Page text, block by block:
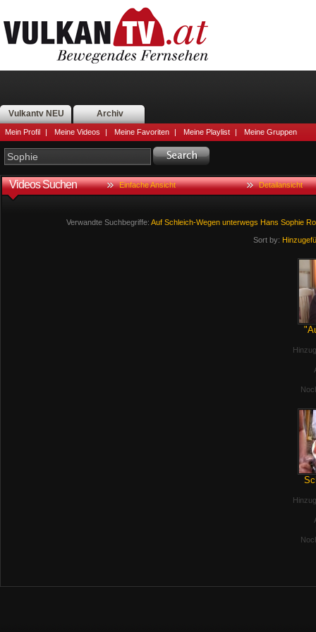
Vulkantv NEU Archiv
Mein Profil | Meine Videos | Meine Favoriten | Meine Playlist | Meine Gruppen
Videos Suchen Einfache Ansicht Detailansicht
Verwandte Suchbegriffe: Auf Schleich-Wegen unterwegs Hans Sophie
Sort by: